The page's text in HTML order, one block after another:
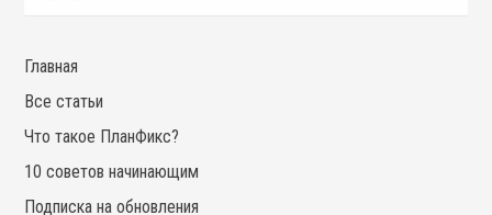
Главная
Все статьи
Что такое ПланФикс?
10 советов начинающим
Подписка на обновления